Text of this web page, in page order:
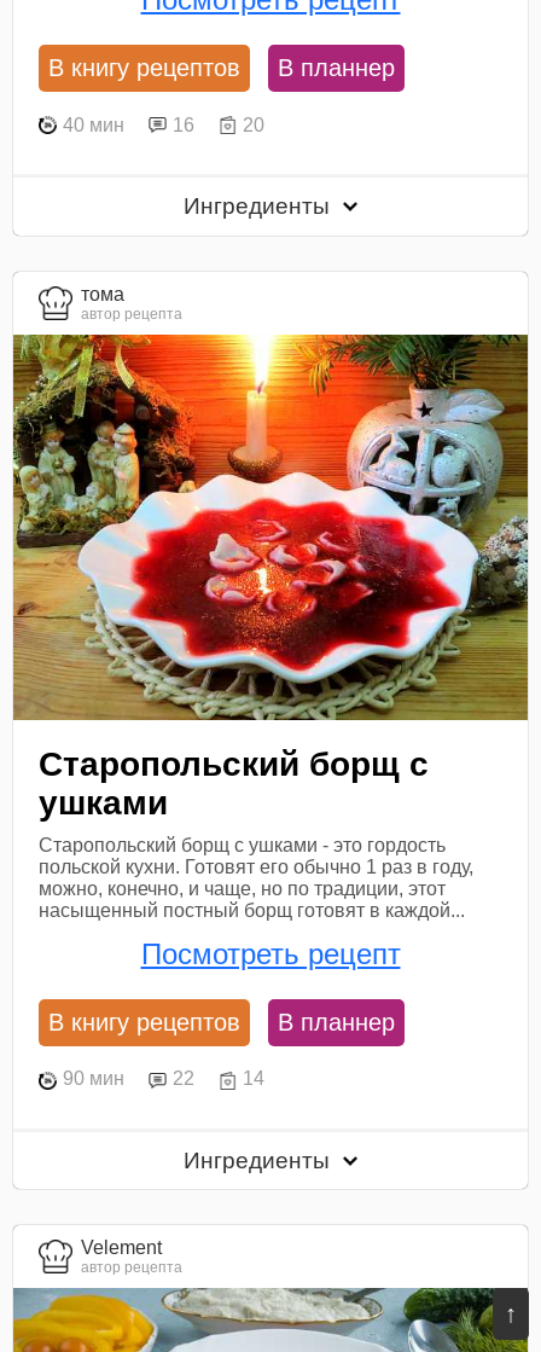
↑
В книгу рецептов В планнер
40 мин 16 20
Ингредиенты
тома
автор рецепта
Старопольский борщ с
ушками
Старопольский борщ с ушками - это гордость
польской кухни. Готовят его обычно 1 раз в году,
можно, конечно, и чаще, но по традиции, этот
насыщенный постный борщ готовят в каждой...
Посмотреть рецепт
В книгу рецептов В планнер
90 мин 22 14
Ингредиенты
Velement
автор рецепта